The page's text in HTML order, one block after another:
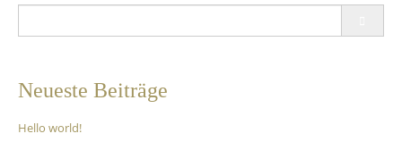
Neueste Beiträge
Hello world!